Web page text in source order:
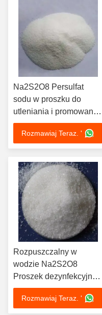
Na2S2O8 Persulfat
sodu w proszku do
utleniania i promowania
polimeryzacji balsamów
Rozmawiaj Teraz. '
Rozpuszczalny w
wodzie Na2S2O8
Proszek dezynfekcyjny
Utlenianie Persulfat
sodu
Rozmawiaj Teraz. '